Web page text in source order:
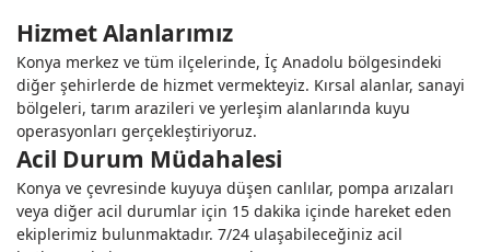
Hizmet Alanlarımız
Konya merkez ve tüm ilçelerinde, İç Anadolu bölgesindeki
diğer şehirlerde de hizmet vermekteyiz. Kırsal alanlar, sanayi
bölgeleri, tarım arazileri ve yerleşim alanlarında kuyu
operasyonları gerçekleştiriyoruz.
Acil Durum Müdahalesi
Konya ve çevresinde kuyuya düşen canlılar, pompa arızaları
veya diğer acil durumlar için 15 dakika içinde hareket eden
ekiplerimiz bulunmaktadır. 7/24 ulaşabileceğiniz acil